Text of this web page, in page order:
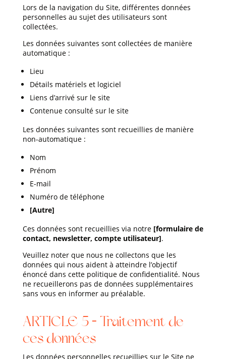
Lors de la navigation du Site, différentes données
personnelles au sujet des utilisateurs sont
collectées.
Les données suivantes sont collectées de manière
automatique :
Lieu
Détails matériels et logiciel
Liens d’arrivé sur le site
Contenue consulté sur le site
Les données suivantes sont recueillies de manière
non-automatique :
Nom
Prénom
E-mail
Numéro de téléphone
[Autre]
Ces données sont recueillies via notre [formulaire de
contact, newsletter, compte utilisateur].
Veuillez noter que nous ne collectons que les
données qui nous aident à atteindre l’objectif
énoncé dans cette politique de confidentialité. Nous
ne recueillerons pas de données supplémentaires
sans vous en informer au préalable.
ARTICLE 5 – Traitement de
ces données
Les données personnelles recueillies sur le Site ne